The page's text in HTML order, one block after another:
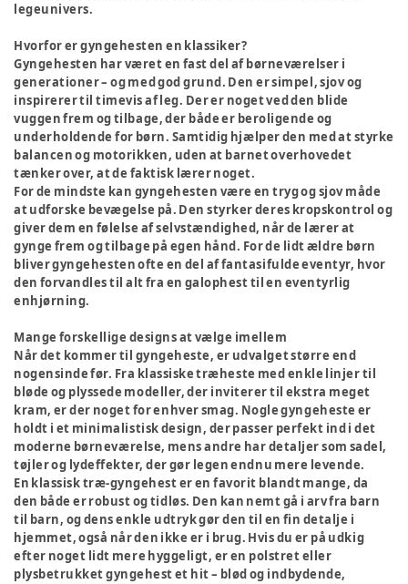
legeunivers.
Hvorfor er gyngehesten en klassiker?
Gyngehesten har været en fast del af børneværelser i
generationer – og med god grund. Den er simpel, sjov og
inspirerer til timevis af leg. Der er noget ved den blide
vuggen frem og tilbage, der både er beroligende og
underholdende for børn. Samtidig hjælper den med at styrke
balancen og motorikken, uden at barnet overhovedet
tænker over, at de faktisk lærer noget.
For de mindste kan gyngehesten være en tryg og sjov måde
at udforske bevægelse på. Den styrker deres kropskontrol og
giver dem en følelse af selvstændighed, når de lærer at
gynge frem og tilbage på egen hånd. For de lidt ældre børn
bliver gyngehesten ofte en del af fantasifulde eventyr, hvor
den forvandles til alt fra en galophest til en eventyrlig
enhjørning.
Mange forskellige designs at vælge imellem
Når det kommer til gyngeheste, er udvalget større end
nogensinde før. Fra klassiske træheste med enkle linjer til
bløde og plyssede modeller, der inviterer til ekstra meget
kram, er der noget for enhver smag. Nogle gyngeheste er
holdt i et minimalistisk design, der passer perfekt ind i det
moderne børneværelse, mens andre har detaljer som sadel,
tøjler og lydeffekter, der gør legen endnu mere levende.
En klassisk træ-gyngehest er en favorit blandt mange, da
den både er robust og tidløs. Den kan nemt gå i arv fra barn
til barn, og dens enkle udtryk gør den til en fin detalje i
hjemmet, også når den ikke er i brug. Hvis du er på udkig
efter noget lidt mere hyggeligt, er en polstret eller
plysbetrukket gyngehest et hit – blød og indbydende,